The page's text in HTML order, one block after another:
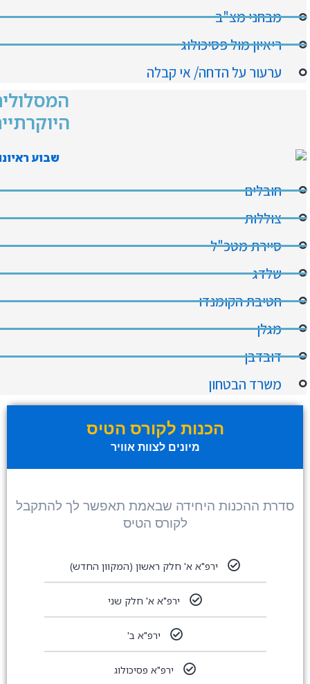
מבחני מצ"ב
ריאיון מול פסיכולוג
ערעור על הדחה/ אי קבלה
חובלים
צוללות
סיירת מטכ"ל
שלדג
חטיבת הקומנדו
מגלן
דובדבן
משרד הבטחון
הכנות לקורס הטיס
מיונים לצוות אוויר
סדרת ההכנות היחידה שבאמת תאפשר לך להתקבל
לקורס הטיס
ירפ"א א' חלק ראשון (המקוון החדש)
ירפ"א א' חלק שני
ירפ"א ב'
ירפ"א פסיכולוג